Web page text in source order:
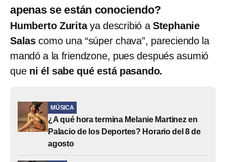
apenas se están conociendo?
Humberto Zuritaya describió a Stephanie
Salas como una “súper chava”, pareciendo la
mandó a la friendzone, pues después asumió
que ni él sabe qué está pasando.
MÚSICA
¿A qué hora termina Melanie Martinez en
Palacio de los Deportes? Horario del 8 de
agosto